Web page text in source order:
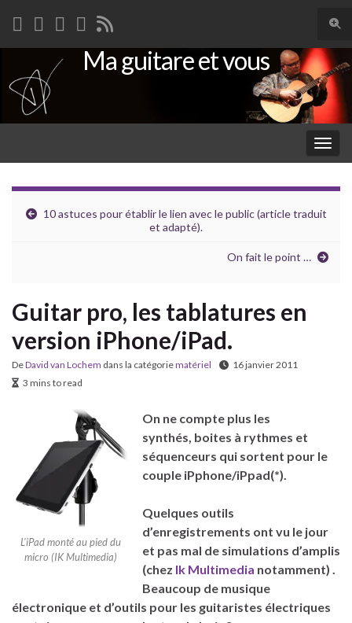
Search for:
Ma guitare et vous
10 astuces pour établir le lien avec le public (article traduit
et adapté).
On fait le point …
Guitar pro, les tablatures en
version iPhone/iPad.
DeDavid van Lochem dans la catégoriematériel
16 janvier 2011
3 mins to read
L'iPad monté au pied du
micro (IK Multimedia)
On ne compte plus les
synthés, boites à rythmes et
séquenceurs qui sortent pour le
couple iPphone/iPpad(*).
Quelques outils
d’enregistrements ont vu le jour
et pas mal de simulations d’amplis
(chez Ik Multimedia notamment) .
Beaucoup de musique
électronique et d’outils pour les guitaristes électriques